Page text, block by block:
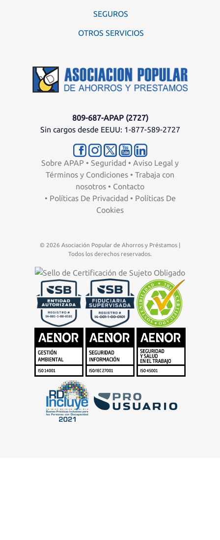
SEGUROS
OTROS SERVICIOS
809-687-APAP (2727)
Sin cargos desde EEUU: 1-877-589-2727
Sobre APAP • Seguridad • Aviso Legal y
Términos y Condiciones • Trabaja con
nosotros • Contacto
• Políticas De Privacidad • Políticas De
Cookies
© 2026 Asociación Popular de Ahorros y Préstamos |
Todos los derechos reservados.